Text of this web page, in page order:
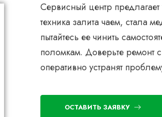
Сервисный центр
техника залита чаем, стала
пытайтесь ее чинить
поломкам. Доверьте ремонт
оперативно устранят
ОСТАВИТЬ ЗАЯВКУ